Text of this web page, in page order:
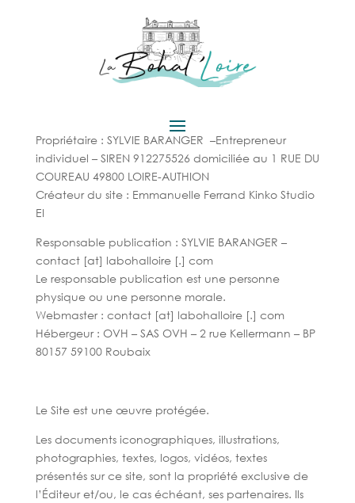
Propriétaire: SYLVIE BARANGER –Entrepreneur
individuel – SIREN 912275526 domiciliée au 1 RUE DU
COUREAU 49800 LOIRE-AUTHION
Créateur du site: Emmanuelle Ferrand Kinko Studio
EI
Responsable publication : SYLVIE BARANGER –
contact [at] labohalloire [.] com
Le responsable publication est une personne
physique ou une personne morale.
Webmaster: contact [at] labohalloire [.] com
Hébergeur: OVH – SAS OVH – 2 rue Kellermann – BP
80157 59100 Roubaix
Le Site est une œuvre protégée.
Les documents iconographiques, illustrations,
photographies, textes, logos, vidéos, textes
présentés sur ce site, sont la propriété exclusive de
l’Éditeur et/ou, le cas échéant, ses partenaires. Ils